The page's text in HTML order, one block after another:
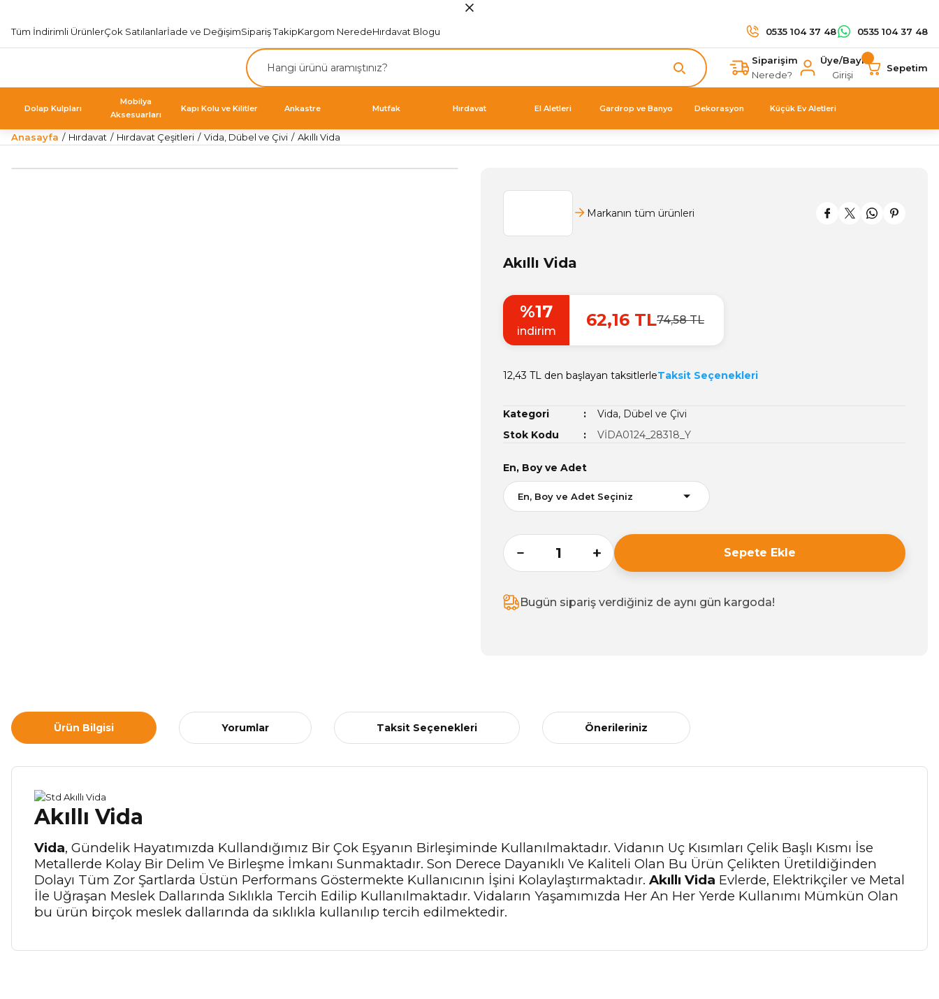
Tüm İndirimli ÜrünlerÇok Satılanlarİade ve DeğişimSipariş TakipKargom NeredeHırdavat Blogu 0535 104 37 48 0535 104 37 48
Siparişim
Nerede?
Üye/Bayi
Girişi
Sepetim
Dolap Kulpları
Mobilya
Aksesuarları
Kapı Kolu ve Kilitler Ankastre Mutfak Hırdavat El Aletleri Gardrop ve Banyo Dekorasyon Küçük Ev Aletleri
Anasayfa Hırdavat Hırdavat Çeşitleri Vida, Dübel ve Çivi Akıllı Vida
Markanın tüm ürünleri
Akıllı Vida
%17
indirim
62,16 TL74,58 TL
12,43 TL den başlayan taksitlerleTaksit Seçenekleri
Kategori
Vida, Dübel ve Çivi
Stok Kodu
VİDA0124_28318_Y
En, Boy ve Adet
Sepete Ekle
Bugün sipariş verdiğiniz de aynı gün kargoda!
Ürün Bilgisi Yorumlar Taksit Seçenekleri Önerileriniz
Akıllı Vida
Vida, Gündelik Hayatımızda Kullandığımız Bir Çok Eşyanın Birleşiminde Kullanılmaktadır. Vidanın Uç Kısımları Çelik Başlı Kısmı İse
Metallerde Kolay Bir Delim Ve Birleşme İmkanı Sunmaktadır. Son Derece Dayanıklı Ve Kaliteli Olan Bu Ürün Çelikten Üretildiğinden
Dolayı Tüm Zor Şartlarda Üstün Performans Göstermekte Kullanıcının İşini Kolaylaştırmaktadır. Akıllı Vida Evlerde, Elektrikçiler ve Metal
İle Uğraşan Meslek Dallarında Sıklıkla Tercih Edilip Kullanılmaktadır. Vidaların Yaşamımızda Her An Her Yerde Kullanımı Mümkün Olan
bu ürün birçok meslek dallarında da sıklıkla kullanılıp tercih edilmektedir.